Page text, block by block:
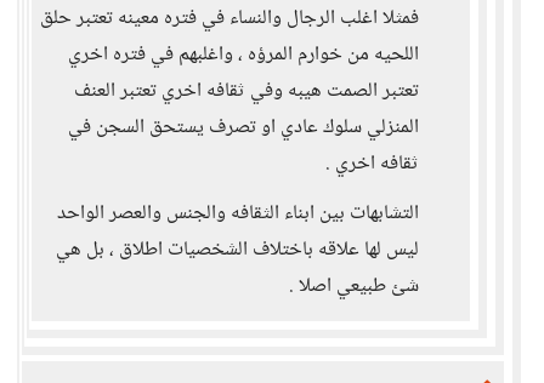
فمثلا اغلب الرجال والنساء في فتره معينه تعتبر حلق
اللحيه من خوارم المرؤه ، واغلبهم في فتره اخري
تعتبر الصمت هيبه وفي ثقافه اخري تعتبر العنف
المنزلي سلوك عادي او تصرف يستحق السجن في
ثقافه اخري .
التشابهات بين ابناء الثقافه والجنس والعصر الواحد
ليس لها علاقه باختلاف الشخصيات اطلاق ، بل هي
شئ طبيعي اصلا .